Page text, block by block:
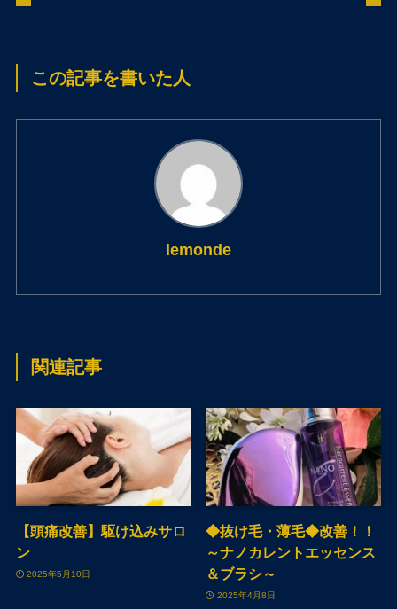
この記事を書いた人
lemonde
関連記事
【頭痛改善】駆け込みサロ
ン
2025年5月10日
◆抜け毛・薄毛◆改善！！
～ナノカレントエッセンス
＆ブラシ～
2025年4月8日